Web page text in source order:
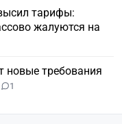
тарифы:
жалуются на
новые требования
1